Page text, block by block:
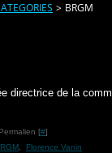
> BRGM
directrice de la
[#]
Florence Vanin